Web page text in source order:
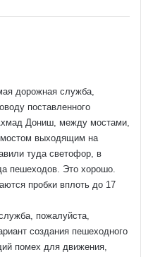
дорожная служба,
поставленного
Дониш, между мостами,
выходящим на
туда светофор, в
пешеходов. Это хорошо.
пробки вплоть до 17
пожалуйста,
создания пешеходного
помех для движения,